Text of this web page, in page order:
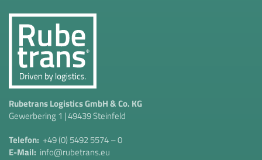
Rubetrans Logistics GmbH & Co. KG
Gewerbering 1 | 49439 Steinfeld
Telefon: +49 (0) 5492 5574 – 0
E-Mail: info@rubetrans.eu